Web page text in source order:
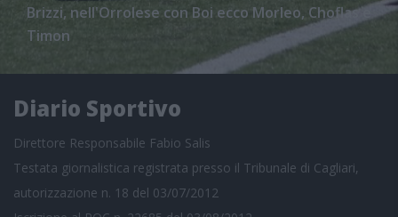
Brizzi, nell'Orrolese con Boi ecco Morleo, Choflas e
Timon
Diario Sportivo
Direttore Responsabile Fabio Salis
Testata giornalistica registrata presso il Tribunale di Cagliari,
autorizzazione n. 18 del 03/07/2012